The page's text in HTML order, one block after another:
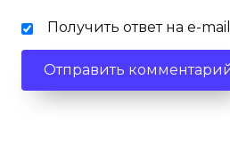
Получить ответ на e-